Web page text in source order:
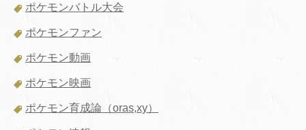
ポケモンバトル大会
ポケモンファン
ポケモン動画
ポケモン映画
ポケモン育成論（oras,xy）